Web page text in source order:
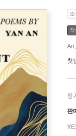
첫
정
판